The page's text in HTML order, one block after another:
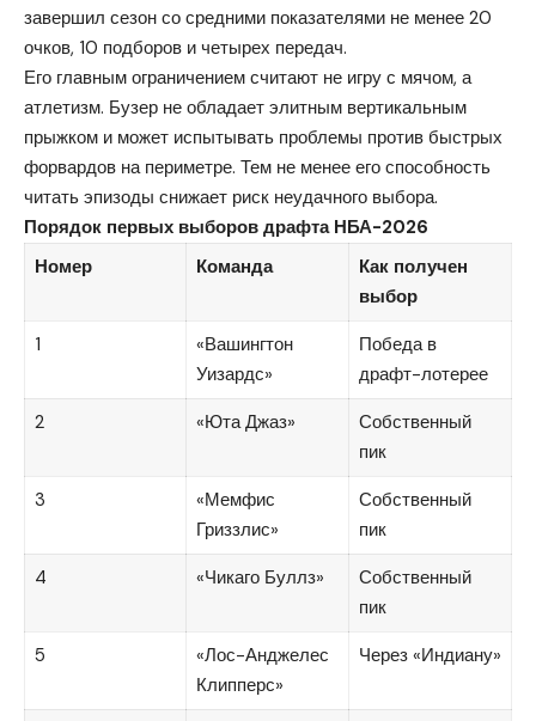
завершил сезон со средними показателями не менее 20
очков, 10 подборов и четырех передач.
Его главным ограничением считают не игру с мячом, а
атлетизм. Бузер не обладает элитным вертикальным
прыжком и может испытывать проблемы против быстрых
форвардов на периметре. Тем не менее его способность
читать эпизоды снижает риск неудачного выбора.
Порядок первых выборов драфта НБА-2026
Номер
Команда
Как получен
выбор
1
«Вашингтон
Уизардс»
Победа в
драфт-лотерее
2
«Юта Джаз»
Собственный
пик
3
«Мемфис
Гриззлис»
Собственный
пик
4
«Чикаго Буллз»
Собственный
пик
5
«Лос-Анджелес
Клипперс»
Через «Индиану»